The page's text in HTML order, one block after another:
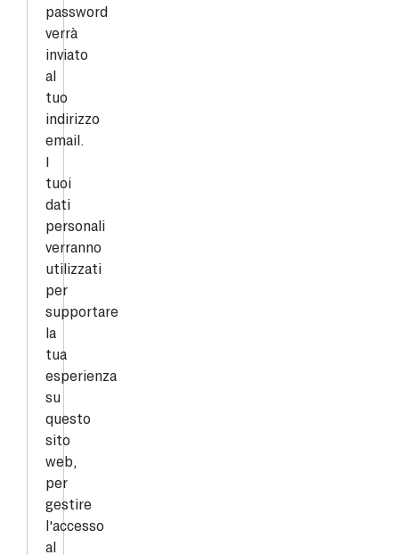
password
verrà
inviato
al
tuo
indirizzo
email.
I
tuoi
dati
personali
verranno
utilizzati
per
supportare
la
tua
esperienza
su
questo
sito
web,
per
gestire
l'accesso
al